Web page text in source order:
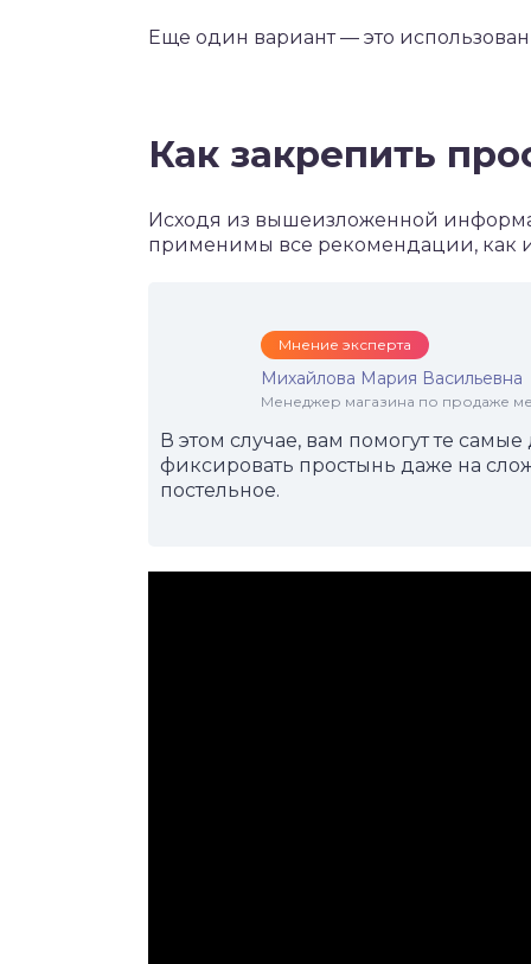
Еще один вариант — это
Как закрепить
Исходя из вышеизложенной
применимы все рекомендации, как и
Мнение эксперта
Михайлова Мария Васильевна
Менеджер магазина по продаже
В этом случае, вам помогут те
фиксировать простынь даже на
постельное.